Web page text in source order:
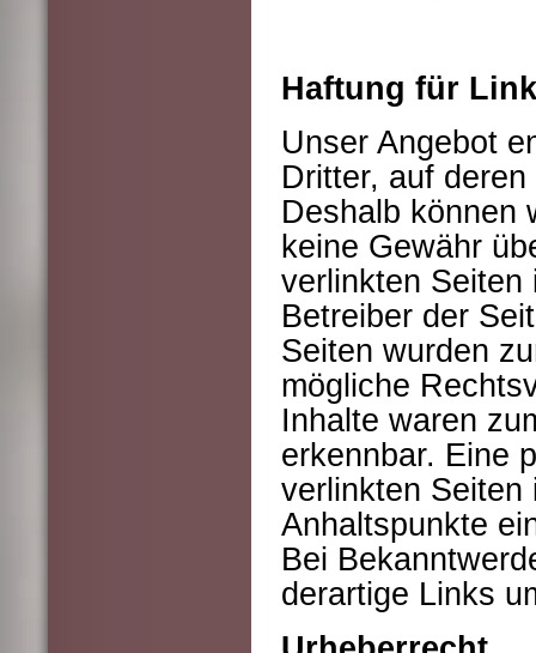
Haftung für
Unser Angebot
Dritter, auf
Deshalb können
keine Gewähr
verlinkten Seiten
Betreiber der
Seiten wurden
mögliche
Inhalte waren
erkennbar. Eine
verlinkten Seiten
Anhaltspunkte
Bei
derartige Links